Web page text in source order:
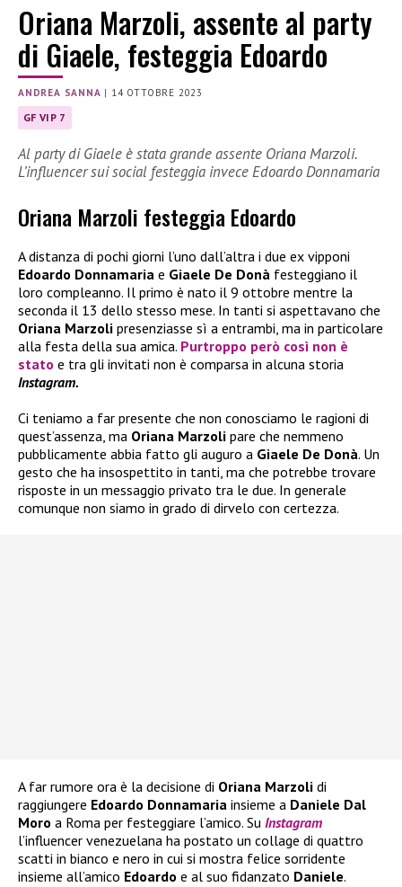
Oriana Marzoli, assente al party
di Giaele, festeggia Edoardo
ANDREA SANNA | 14 OTTOBRE 2023
GF VIP 7
Al party di Giaele è stata grande assente Oriana Marzoli.
L’influencer sui social festeggia invece Edoardo Donnamaria
Oriana Marzoli festeggia Edoardo
A distanza di pochi giorni l’uno dall’altra i due ex vipponi
Edoardo Donnamaria e Giaele De Donà festeggiano il
loro compleanno. Il primo è nato il 9 ottobre mentre la
seconda il 13 dello stesso mese. In tanti si aspettavano che
Oriana Marzoli presenziasse sì a entrambi, ma in particolare
alla festa della sua amica. Purtroppo però così non è
stato e tra gli invitati non è comparsa in alcuna storia
Instagram.
Ci teniamo a far presente che non conosciamo le ragioni di
quest’assenza, ma Oriana Marzoli pare che nemmeno
pubblicamente abbia fatto gli auguro a Giaele De Donà. Un
gesto che ha insospettito in tanti, ma che potrebbe trovare
risposte in un messaggio privato tra le due. In generale
comunque non siamo in grado di dirvelo con certezza.
A far rumore ora è la decisione di Oriana Marzoli di
raggiungere Edoardo Donnamaria insieme a Daniele Dal
Moro a Roma per festeggiare l’amico. Su Instagram
l’influencer venezuelana ha postato un collage di quattro
scatti in bianco e nero in cui si mostra felice sorridente
insieme all’amico Edoardo e al suo fidanzato Daniele.